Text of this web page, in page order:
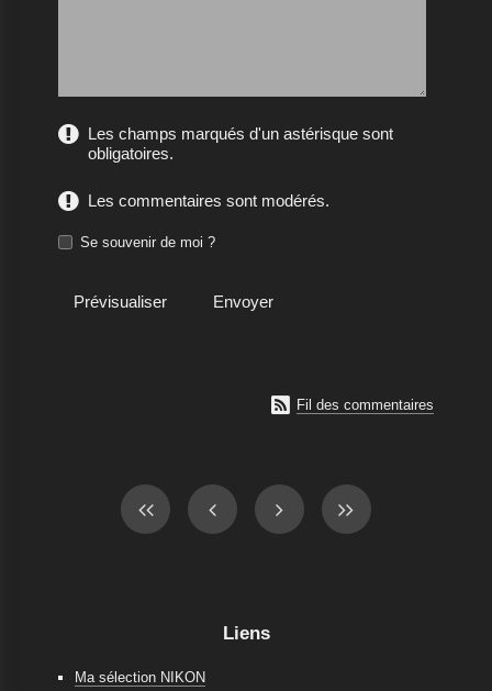
Les champs marqués d'un astérisque sont
obligatoires.
Les commentaires sont modérés.
Se souvenir de moi ?
 Fil des commentaires
Liens
Ma sélection NIKON